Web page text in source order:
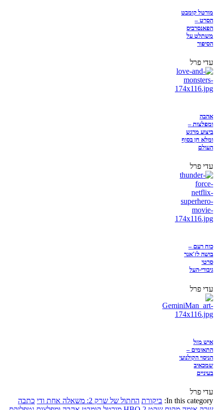
מורטל קומבט
הסרט –
הפאנסרביס
משתלט על
הסיפור
עדי פרל
אהבה
ומפלצות –
ביצוע מרגש
ומלא חן בסוף
העולם
עדי פרל
כוח רעם –
בושה לז'אנר
סרטי
גיבורי-העל
עדי פרל
איש מזל
התאומים –
הניסוי הקולנועי
שמכאיב
בעיניים
עדי פרל
In this category: ביקורת החתול של שרק 2: משאלה אחת ודי
כתבה